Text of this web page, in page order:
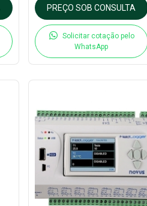
PREÇO SOB CONSULTA
Solicitar cotação pelo
WhatsApp